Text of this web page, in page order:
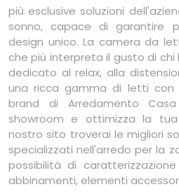
più esclusive soluzioni
sonno, capace di garantire
design unico. La camera da
che più interpreta il gusto di chi
dedicato al relax, alla
una ricca gamma di letti con
brand di Arredamento
showroom e ottimizza la
nostro sito troverai le migliori
specializzati nell'arredo per la
possibilità di
abbinamenti, elementi